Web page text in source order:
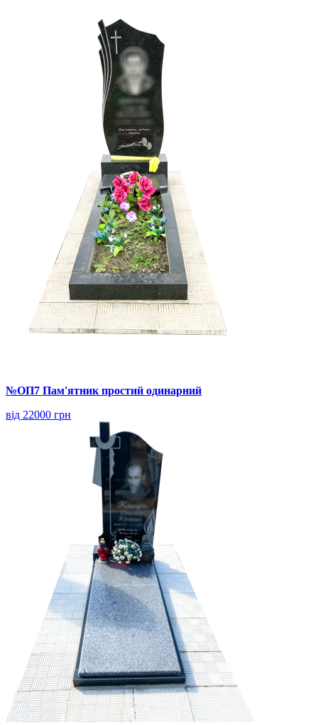
№ОП7 Пам'ятник простий одинарний
від 22000 грн